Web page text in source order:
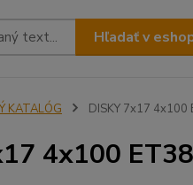
Hľadať v
KATALÓG DISKY 7x17 4x100
4x100 ET38